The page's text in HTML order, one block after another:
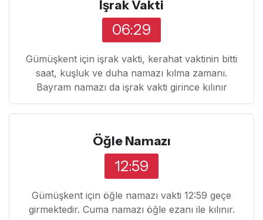
İşrak Vakti
06:29
Gümüşkent için işrak vakti, kerahat vaktinin bitti
saat, kuşluk ve duha namazı kılma zamanı.
Bayram namazı da işrak vakti girince kılınır
Öğle Namazı
12:59
Gümüşkent için öğle namazı vakti 12:59 geçe
girmektedir. Cuma namazı öğle ezanı ile kılınır.